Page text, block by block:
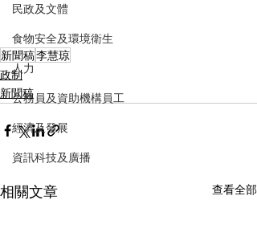
民政及文體
食物安全及環境衛生
人力
公務員及資助機構員工
經濟及發展
資訊科技及廣播
新聞稿李慧琼
政制
新聞稿
相關文章 查看全部